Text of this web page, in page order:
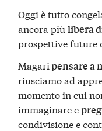
Oggi è tutto
ancora piùlibera
prospettive future
Magaripensare a
riusciamo ad
momento in cui
immaginare e
condivisione e